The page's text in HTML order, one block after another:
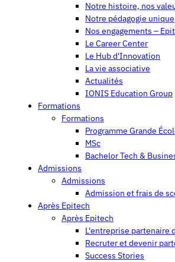
Notre histoire, nos
Notre pédagogie unique
Nos engagements –
Le Career Center
Le Hub d'Innovation
La vie associative
Actualités
IONIS Education Group
Formations
Formations
Programme Grande
MSc
Bachelor Tech &
Admissions
Admissions
Admission et frais de
Après Epitech
Après Epitech
L'entreprise partenaire
Recruter et devenir
Success Stories